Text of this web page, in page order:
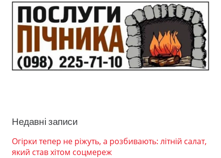
Недавні записи
Огірки тепер не ріжуть, а розбивають: літній салат,
який став хітом соцмереж